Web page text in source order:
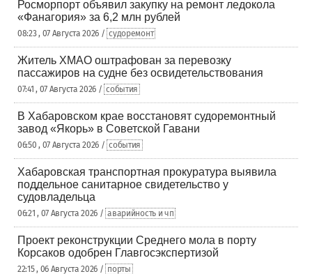
Росморпорт объявил закупку на ремонт ледокола
«Фанагория» за 6,2 млн рублей
08:23 , 07 Августа 2026 / судоремонт
Житель ХМАО оштрафован за перевозку
пассажиров на судне без освидетельствования
07:41 , 07 Августа 2026 / события
В Хабаровском крае восстановят судоремонтный
завод «Якорь» в Советской Гавани
06:50 , 07 Августа 2026 / события
Хабаровская транспортная прокуратура выявила
поддельное санитарное свидетельство у
судовладельца
06:21 , 07 Августа 2026 / аварийность и чп
Проект реконструкции Среднего мола в порту
Корсаков одобрен Главгосэкспертизой
22:15 , 06 Августа 2026 / порты